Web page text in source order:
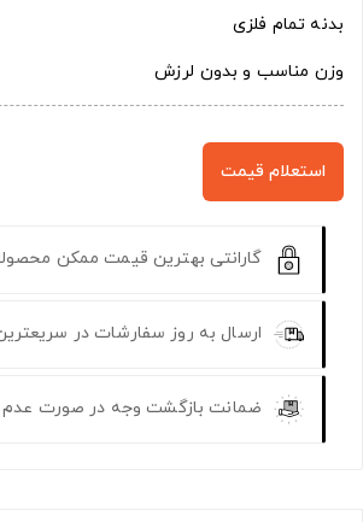
بدنه تمام فلزی
وزن مناسب و بدون لرزش
استعلام قیمت
گارانتی بهترین قیمت ممکن
ارسال به روز سفارشات در
ضمانت بازگشت وجه در صورت